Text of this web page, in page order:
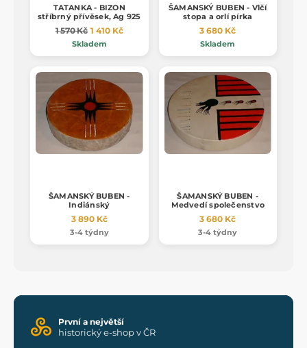
TATANKA - BIZON
stříbrný přívěsek, Ag 925
1 570 Kč 1 410 Kč
Skladem
ŠAMANSKÝ BUBEN - Vlčí
stopa a orlí pírka
3 680 Kč
Skladem
ŠAMANSKÝ BUBEN -
Indiánský
3 890 Kč
3-4 týdny
ŠAMANSKÝ BUBEN -
Medvedí společenstvo
3 680 Kč
3-4 týdny
První a největší
historický e-shop v ČR